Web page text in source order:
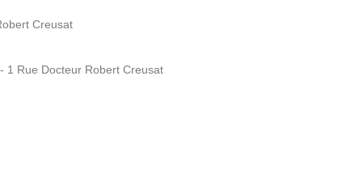
Creusat
1 Rue Docteur Robert Creusat